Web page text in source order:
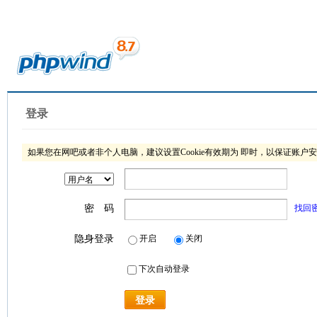
登录
如果您在网吧或者非个人电脑，建议设置Cookie有效期为 即时，以保证账户
密 码 找回
隐身登录 开启 关闭
下次自动登录
登录